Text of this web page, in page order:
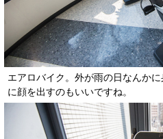
エアロバイク。外が雨の日なんか
に顔を出すのもいいですね。